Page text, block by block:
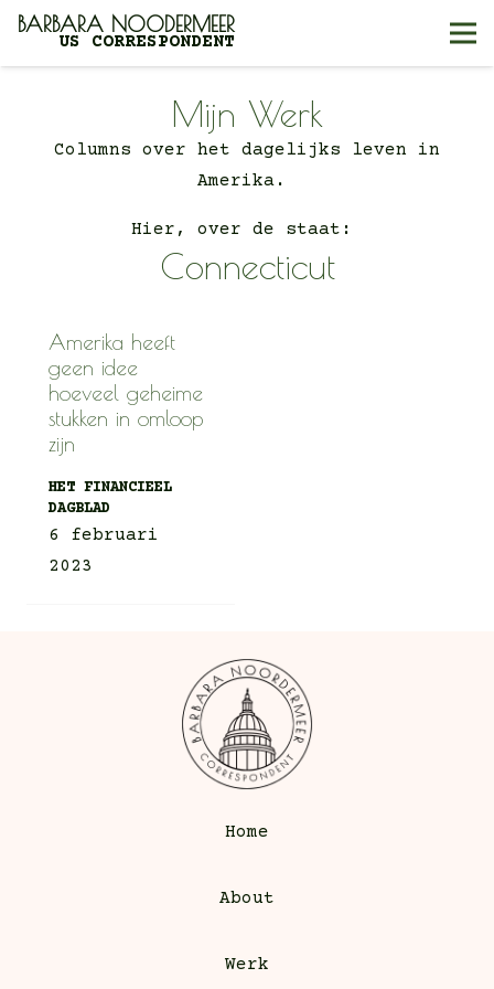
BARBARA NOODERMEER
US CORRESPONDENT
Mijn Werk
Columns over het dagelijks leven in
Amerika.
Hier, over de staat:
Connecticut
Amerika heeft
geen idee
hoeveel geheime
stukken in omloop
zijn
HET FINANCIEEL
DAGBLAD
6 februari
2023
Home
About
Werk